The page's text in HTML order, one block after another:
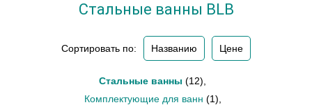
Стальные ванны BLB
Сортировать по: Названию Цене
Стальные ванны (12)
Комплектующие для ванн (1)